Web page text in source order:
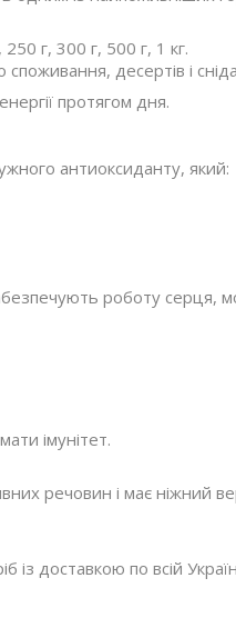
г, 300 г, 500 г, 1 кг.
десертів і
протягом дня.
антиоксиданту, який:
роботу серця,
імунітет.
речовин і має ніжний
із доставкою по всій